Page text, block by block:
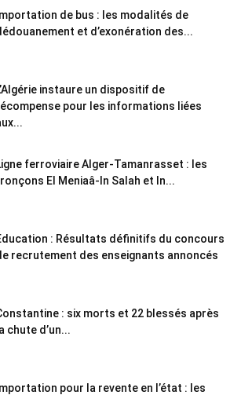
de bus : les modalités de
et d’exonération des...
instaure un dispositif de
pour les informations liées
ferroviaire Alger-Tamanrasset : les
El Meniaâ-In Salah et In...
: Résultats définitifs du concours
recrutement des enseignants annoncés
: six morts et 22 blessés après
chute d’un...
pour la revente en l’état : les